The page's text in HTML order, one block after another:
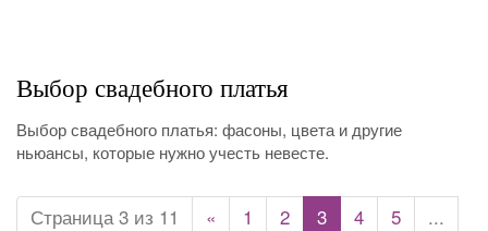
Выбор свадебного платья
Выбор свадебного платья: фасоны, цвета и другие
ньюансы, которые нужно учесть невесте.
Страница 3 из 11 « 1 2 3 4 5
...